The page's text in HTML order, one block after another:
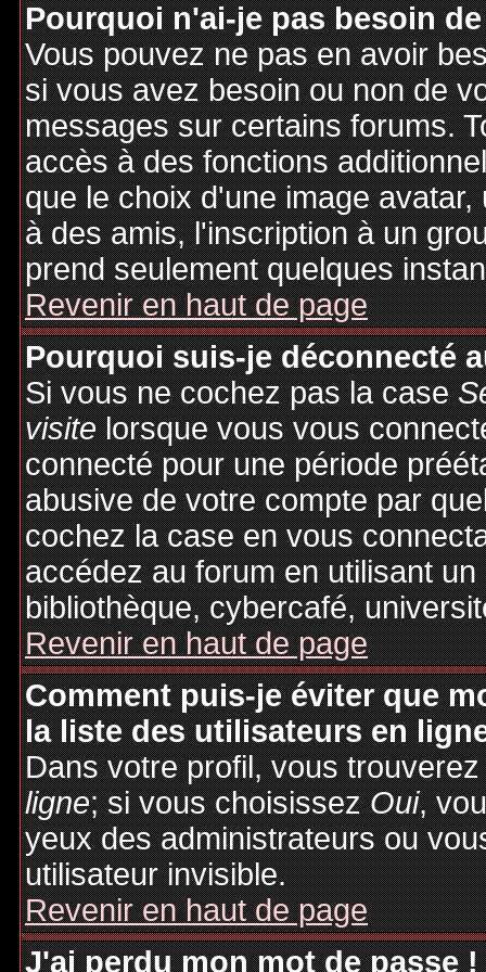
Pourquoi n'ai-je pas besoin
Vous pouvez ne pas en avoir
si vous avez besoin ou non de
messages sur certains forums.
accès à des fonctions
que le choix d'une image
à des amis, l'inscription à un
prend seulement quelques
Revenir en haut de page
Pourquoi suis-je déconnecté
Si vous ne cochez pas la case
visitelorsque vous vous
connecté pour une période
abusive de votre compte par
cochez la case en vous
accédez au forum en utilisant
bibliothèque, cybercafé,
Revenir en haut de page
Comment puis-je éviter que
la liste des utilisateurs en
Dans votre profil, vous
ligne; si vous choisissezOui,
yeux des administrateurs ou
utilisateur invisible.
Revenir en haut de page
J'ai perdu mon mot de passe !